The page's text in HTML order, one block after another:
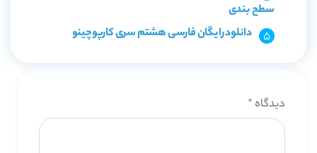
سطح بندی
دانلود رایگان فارسی هشتم سری کارپوچینو
دیدگاه *